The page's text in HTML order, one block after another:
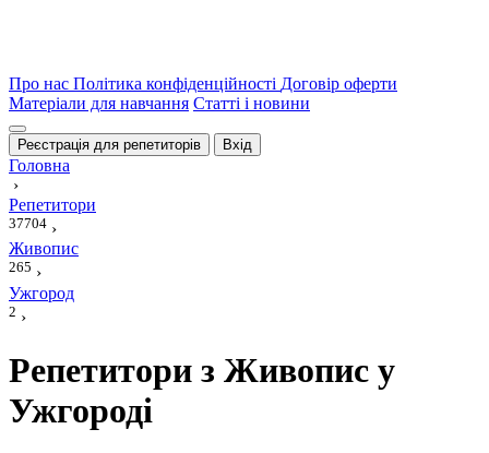
Про нас Політика конфіденційності Договір оферти
Матеріали для навчання Статті і новини
Реєстрація для репетиторів Вхід
Головна
›
Репетитори
37704 ›
Живопис
265 ›
Ужгород
2 ›
Репетитори з Живопис у
Ужгороді